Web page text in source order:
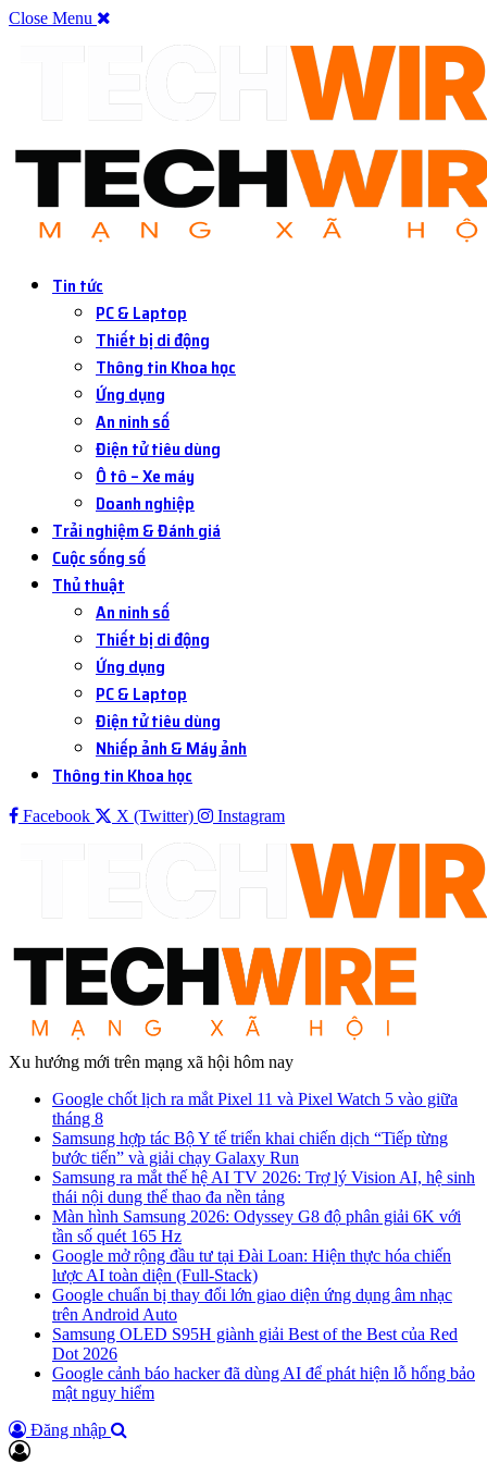
Close Menu
Tin tức
PC & Laptop
Thiết bị di động
Thông tin Khoa học
Ứng dụng
An ninh số
Điện tử tiêu dùng
Ô tô – Xe máy
Doanh nghiệp
Trải nghiệm & Đánh giá
Cuộc sống số
Thủ thuật
An ninh số
Thiết bị di động
Ứng dụng
PC & Laptop
Điện tử tiêu dùng
Nhiếp ảnh & Máy ảnh
Thông tin Khoa học
Facebook X (Twitter) Instagram
Xu hướng mới trên mạng xã hội hôm nay
Google chốt lịch ra mắt Pixel 11 và Pixel Watch 5 vào giữa
tháng 8
Samsung hợp tác Bộ Y tế triển khai chiến dịch “Tiếp từng
bước tiến” và giải chạy Galaxy Run
Samsung ra mắt thế hệ AI TV 2026: Trợ lý Vision AI, hệ sinh
thái nội dung thể thao đa nền tảng
Màn hình Samsung 2026: Odyssey G8 độ phân giải 6K với
tần số quét 165 Hz
Google mở rộng đầu tư tại Đài Loan: Hiện thực hóa chiến
lược AI toàn diện (Full-Stack)
Google chuẩn bị thay đổi lớn giao diện ứng dụng âm nhạc
trên Android Auto
Samsung OLED S95H giành giải Best of the Best của Red
Dot 2026
Google cảnh báo hacker đã dùng AI để phát hiện lỗ hổng bảo
mật nguy hiểm
Đăng nhập